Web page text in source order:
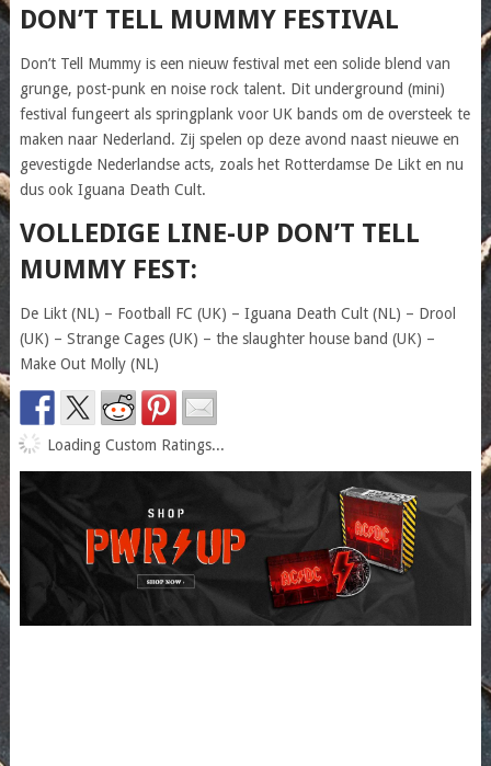
DON’T TELL MUMMY FESTIVAL
Don’t Tell Mummy is een nieuw festival met een solide blend van
grunge, post-punk en noise rock talent. Dit underground (mini)
festival fungeert als springplank voor UK bands om de oversteek te
maken naar Nederland. Zij spelen op deze avond naast nieuwe en
gevestigde Nederlandse acts, zoals het Rotterdamse De Likt en nu
dus ook Iguana Death Cult.
VOLLEDIGE LINE-UP DON’T TELL
MUMMY FEST:
De Likt (NL) – Football FC (UK) – Iguana Death Cult (NL) – Drool
(UK) – Strange Cages (UK) – the slaughter house band (UK) –
Make Out Molly (NL)
Loading Custom Ratings...